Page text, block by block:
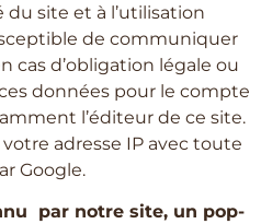
du site et à l’utilisation
de communiquer
cas d’obligation légale ou
données pour le compte
l’éditeur de ce site.
adresse IP avec toute
Google.
par notre site, un pop-